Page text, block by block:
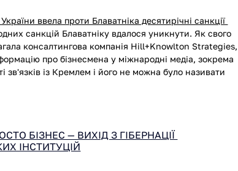
ввела проти Блаватніка десятирічні санкції
санкцій Блаватніку вдалося уникнути. Як свого
консалтингова компанія Hill+Knowlton Strategies,
про бізнесмена у міжнародні медіа, зокрема
зв'язків із Кремлем і його не можна було називати
БІЗНЕС — ВИХІД З ГІБЕРНАЦІЇ
ІНСТИТУЦІЙ